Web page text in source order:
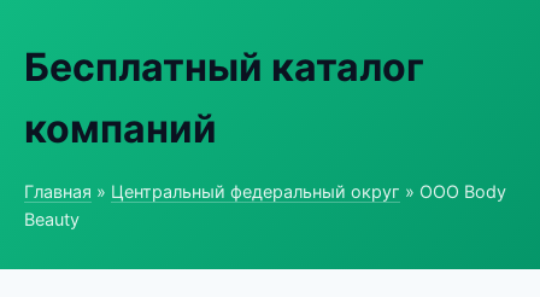
Бесплатный каталог
компаний
Главная » Центральный федеральный округ » ООО Body
Beauty